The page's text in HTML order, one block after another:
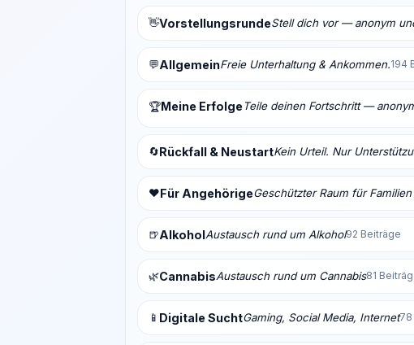
👋VorstellungsrundeStell dich vor — anonym
💬AllgemeinFreie Unterhaltung & Ankommen.194
🏆Meine ErfolgeTeile deinen Fortschritt —
🔄Rückfall & NeustartKein Urteil. Nur
❤️Für AngehörigeGeschützter Raum für
🍺AlkoholAustausch rund um Alkohol92 Beiträge
🌿CannabisAustausch rund um Cannabis81
📱 Digitale SuchtGaming, Social Media, Internet78